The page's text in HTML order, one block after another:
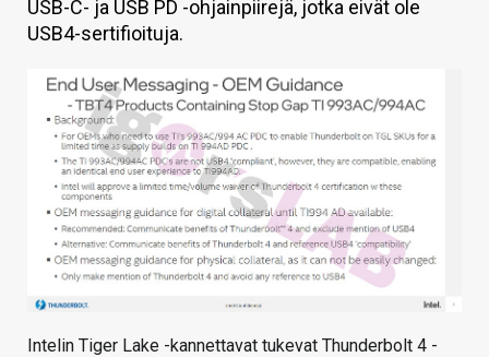
KAUPPA
VAIHDA TEEMA
HAKU
USB-C- ja USB PD -ohjainpiirejä, jotka eivät ole
USB4-sertifioituja.
Intelin Tiger Lake -kannettavat tukevat Thunderbolt 4 -